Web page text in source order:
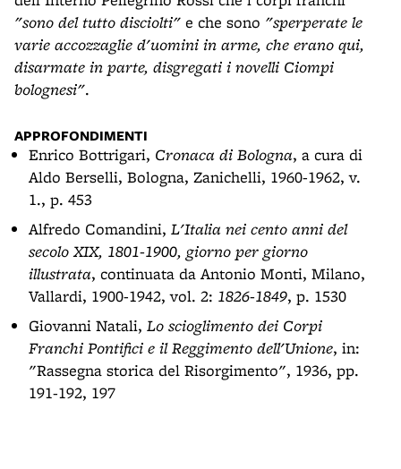
"sono del tutto disciolti" e che sono "sperperate le
varie accozzaglie d'uomini in arme, che erano qui,
disarmate in parte, disgregati i novelli Ciompi
bolognesi".
APPROFONDIMENTI
Enrico Bottrigari, Cronaca di Bologna, a cura di
Aldo Berselli, Bologna, Zanichelli, 1960-1962, v.
1., p. 453
Alfredo Comandini, L'Italia nei cento anni del
secolo XIX, 1801-1900, giorno per giorno
illustrata, continuata da Antonio Monti, Milano,
Vallardi, 1900-1942, vol. 2: 1826-1849, p. 1530
Giovanni Natali, Lo scioglimento dei Corpi
Franchi Pontifici e il Reggimento dell'Unione, in:
"Rassegna storica del Risorgimento", 1936, pp.
191-192, 197